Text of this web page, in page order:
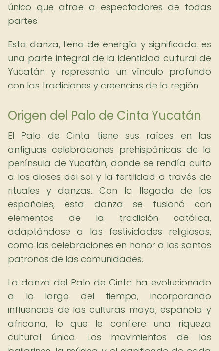
único que atrae a espectadores de todas
partes.
Esta danza, llena de energía y significado, es
una parte integral de la identidad cultural de
Yucatán y representa un vínculo profundo
con las tradiciones y creencias de la región.
Origen del Palo de Cinta Yucatán
El Palo de Cinta tiene sus raíces en las
antiguas celebraciones prehispánicas de la
península de Yucatán, donde se rendía culto
a los dioses del sol y la fertilidad a través de
rituales y danzas. Con la llegada de los
españoles, esta danza se fusionó con
elementos de la tradición católica,
adaptándose a las festividades religiosas,
como las celebraciones en honor a los santos
patronos de las comunidades.
La danza del Palo de Cinta ha evolucionado
a lo largo del tiempo, incorporando
influencias de las culturas maya, española y
africana, lo que le confiere una riqueza
cultural única. Los movimientos de los